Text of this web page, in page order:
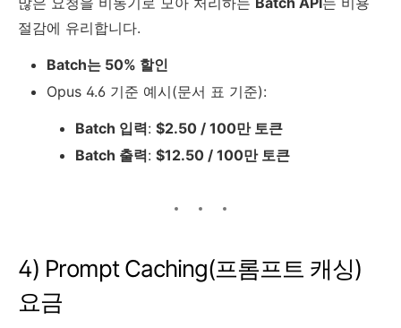
절감에 유리합니다.
Batch는 50% 할인
Opus 4.6 기준 예시(문서 표 기준):
Batch 입력: $2.50 / 100만 토큰
Batch 출력: $12.50 / 100만 토큰
4) Prompt Caching(프롬프트 캐싱)
요금